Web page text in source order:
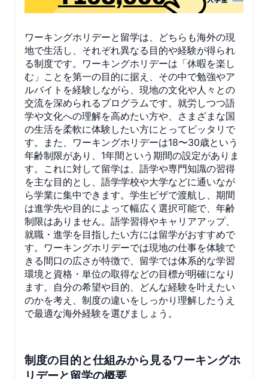
ワーキングホリデーと留学は、どちらも海外の現
地で生活し、それぞれ異なる目的や経験が得られ
る制度です。ワーキングホリデーは「休暇を楽し
む」ことを第一の目的に据え、その中で勉強やア
ルバイトを経験しながら、現地の文化や人々との
交流を深められるプログラムです。就労しつつ語
学や文化への理解を高めたい方や、さまざまな国
の生活を柔軟に体験したい方にとってピッタリで
す。また、ワーキングホリデーは18〜30歳という
年齢制限があり、1年間という期間の設定がありま
す。これに対して留学は、語学や専門知識の習得
を主な目的とし、語学学校や大学などに通いなが
ら学業に集中できます。学生ビザで渡航し、期間
は進学先や目的によって幅広く選択可能で、年齢
制限はありません。語学習得やキャリアアップ、
就職・進学を目指したい方には留学がおすすめで
す。ワーキングホリデーでは現地の仕事を体験で
きる間口の広さが特徴で、留学では体系的な学習
環境と資格・単位の取得などの目標が明確になり
ます。自分の希望や目的、どんな経験を叶えたい
のかを考え、制度の違いをしっかり理解したうえ
で最適な海外経験を選びましょう。
制度の目的と仕組みから見るワーキングホ
リデーと留学の概要